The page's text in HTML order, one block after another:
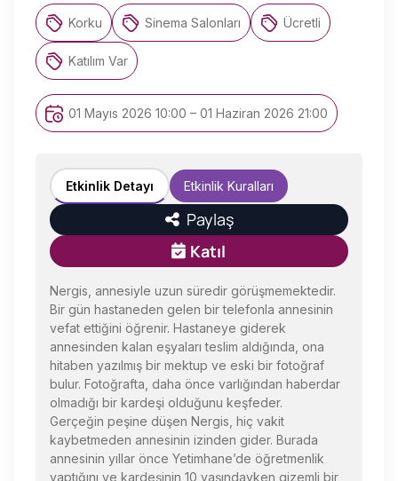
Korku Sinema Salonları Ücretli
Katılım Var
01 Mayıs 2026 10:00 – 01 Haziran 2026 21:00
Etkinlik Detayı Etkinlik Kuralları
Paylaş
Katıl
Nergis, annesiyle uzun süredir görüşmemektedir.
Bir gün hastaneden gelen bir telefonla annesinin
vefat ettiğini öğrenir. Hastaneye giderek
annesinden kalan eşyaları teslim aldığında, ona
hitaben yazılmış bir mektup ve eski bir fotoğraf
bulur. Fotoğrafta, daha önce varlığından haberdar
olmadığı bir kardeşi olduğunu keşfeder.
Gerçeğin peşine düşen Nergis, hiç vakit
kaybetmeden annesinin izinden gider. Burada
annesinin yıllar önce Yetimhane’de öğretmenlik
yaptığını ve kardeşinin 10 yaşındayken gizemli bir